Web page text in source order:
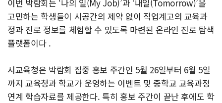
이번 박람회는 ‘나의 일(My Job)’과 ‘내일(Tomorrow)’을
고민하는 학생들이 시공간의 제약 없이 직업계고의 교육과
정과 진로 정보를 체험할 수 있도록 마련된 온라인 진로 탐색
플랫폼이다 .
시교육청은 박람회 집중 홍보 주간인 5월 26일부터 6월 5일
까지 교육청과 학교가 운영하는 이벤트 및 중학교 교육과정
연계 학습자료를 제공한다. 특히 홍보 주간이 끝난 후에도 학